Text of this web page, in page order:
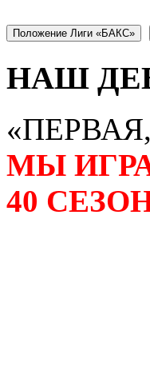
Положение Лиги «БАКС»
НАШ
МЫ
40